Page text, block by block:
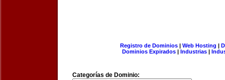
Registro de Dominios| Web Hosting |
Dominios Expirados | Industrias |
Categorías de Dominio: